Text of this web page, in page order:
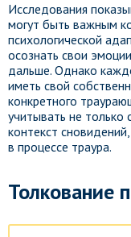
Исследования
могут быть важным
психологической
осознать свои
дальше. Однако
иметь свой
конкретного
учитывать не
контекст
в процессе траура.
Толкование